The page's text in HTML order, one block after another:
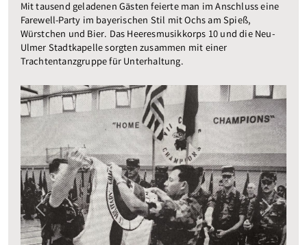
Mit tausend geladenen Gästen feierte man im Anschluss eine
Farewell-Party im bayerischen Stil mit Ochs am Spieß,
Würstchen und Bier. Das Heeresmusikkorps 10 und die Neu-
Ulmer Stadtkapelle sorgten zusammen mit einer
Trachtentanzgruppe für Unterhaltung.
Previous Next